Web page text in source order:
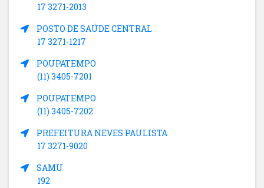
17 3271-2013
POSTO DE SAÚDE CENTRAL
17 3271-1217
POUPATEMPO
(11) 3405-7201
POUPATEMPO
(11) 3405-7202
PREFEITURA NEVES PAULISTA
17 3271-9020
SAMU
192